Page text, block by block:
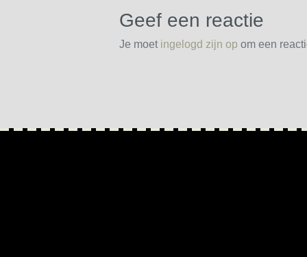
Geef een reactie
Je moet ingelogd zijn op om een